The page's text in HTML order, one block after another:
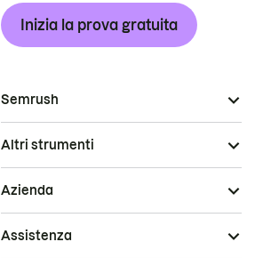
Inizia la prova gratuita
Semrush
Altri strumenti
Azienda
Assistenza